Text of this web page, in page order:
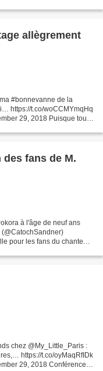
allègrement
#bonnevanne de la
https://t.co/woCCMYmqHq
29, 2018 Puisque tout
fans de M.
à l'âge de neuf ans
(@CatochSandner)
pour les fans du chanteur.
chez @My_Little_Paris :
https://t.co/oyMaqRfIDk
29, 2018 Conférence